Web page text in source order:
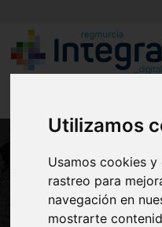
Utilizamos
Usamos cookies
rastreo para
navegación en
mostrarte
Castillico